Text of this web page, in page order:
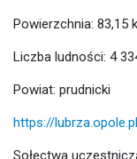
Powierzchnia: 83,15
Liczba ludności: 4
Powiat: prudnicki
https://
Sołectwa